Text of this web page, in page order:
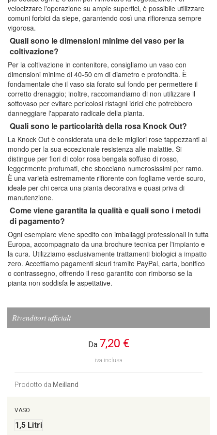
velocizzare l'operazione su ampie superfici, è possibile utilizzare
comuni forbici da siepe, garantendo così una rifiorenza sempre
vigorosa.
Quali sono le dimensioni minime del vaso per la
coltivazione?
Per la coltivazione in contenitore, consigliamo un vaso con
dimensioni minime di 40-50 cm di diametro e profondità. È
fondamentale che il vaso sia forato sul fondo per permettere il
corretto drenaggio; inoltre, raccomandiamo di non utilizzare il
sottovaso per evitare pericolosi ristagni idrici che potrebbero
danneggiare l'apparato radicale della pianta.
Quali sono le particolarità della rosa Knock Out?
La Knock Out è considerata una delle migliori rose tappezzanti al
mondo per la sua eccezionale resistenza alle malattie. Si
distingue per fiori di color rosa bengala soffuso di rosso,
leggermente profumati, che sbocciano numerosissimi per ramo.
È una varietà estremamente rifiorente con fogliame verde scuro,
ideale per chi cerca una pianta decorativa e quasi priva di
manutenzione.
Come viene garantita la qualità e quali sono i metodi
di pagamento?
Ogni esemplare viene spedito con imballaggi professionali in tutta
Europa, accompagnato da una brochure tecnica per l'impianto e
la cura. Utilizziamo esclusivamente trattamenti biologici a impatto
zero. Accettiamo pagamenti sicuri tramite PayPal, carta, bonifico
o contrassegno, offrendo il reso garantito con rimborso se la
pianta non soddisfa le aspettative.
Rivenditori ufficiali
Da 7,20 €
iva inclusa
Prodotto da Meilland
VASO
1,5 Litri